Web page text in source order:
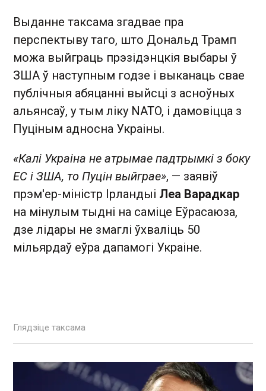
Выданне таксама згадвае пра
перспектыву таго, што Дональд Трамп
можа выйграць прэзідэнцкія выбары ў
ЗША ў наступным годзе і выканаць свае
публічныя абяцанні выйсці з асноўных
альянсаў, у тым ліку NATO, і дамовіцца з
Пуціным адносна Украіны.
«Калі Украіна не атрымае падтрымкі з боку
ЕС і ЗША, то Пуцін выйграе», — заявіў
прэм'ер-міністр Ірландыі Леа Варадкар
на мінулым тыдні на саміце Еўрасаюза,
дзе лідары не змаглі ўхваліць 50
мільярдаў еўра дапамогі Украіне.
Глядзіце таксама